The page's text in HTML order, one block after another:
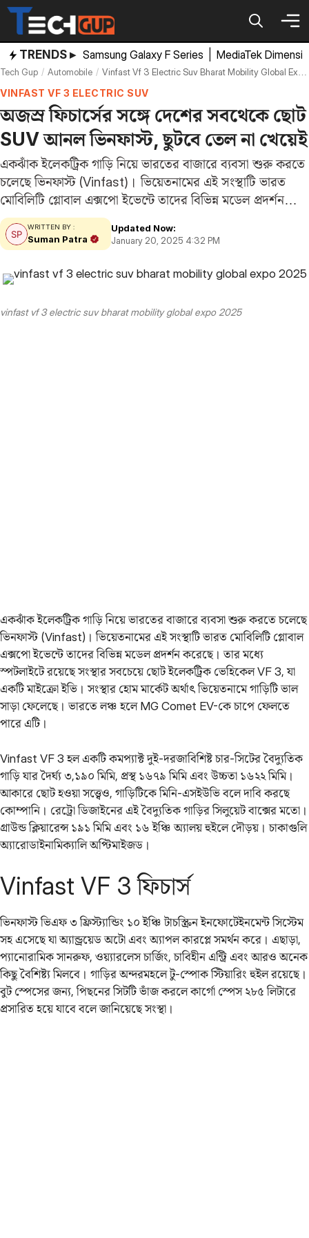
Skip
content
TRENDS ▸ Samsung Galaxy F Series MediaTek
Tech Gup Automobile Vinfast Vf 3 Electric Suv Bharat Mobility Global Expo 2025
VINFAST VF 3 ELECTRIC SUV
অজস্র ফিচার্সের সঙ্গে দেশের সবথেকে ছোট
SUV আনল ভিনফাস্ট, ছুটবে তেল না খেয়েই
একঝাঁক ইলেকট্রিক গাড়ি নিয়ে ভারতের বাজারে ব্যবসা শুরু করতে
চলেছে ভিনফাস্ট (Vinfast)। ভিয়েতনামের এই সংস্থাটি ভারত
মোবিলিটি গ্লোবাল এক্সপো ইভেন্টে তাদের বিভিন্ন মডেল প্রদর্শন
করেছে। তার মধ্যে স্পটলাইটে রয়েছে সংস্থার সবচেয়ে ছোট
ইলেকট্রিক ভেহিকেল VF 3, যা একটি মাইক্রো ইভি।…
WRITTEN BY :
Suman Patra
Updated Now:
January 20, 2025 4:32 PM
vinfast vf 3 electric suv bharat mobility global expo 2025
একঝাঁক ইলেকট্রিক গাড়ি নিয়ে ভারতের বাজারে ব্যবসা শুরু করতে চলেছে
ভিনফাস্ট (Vinfast)। ভিয়েতনামের এই সংস্থাটি ভারত মোবিলিটি গ্লোবাল
এক্সপো ইভেন্টে তাদের বিভিন্ন মডেল প্রদর্শন করেছে। তার মধ্যে
স্পটলাইটে রয়েছে সংস্থার সবচেয়ে ছোট ইলেকট্রিক ভেহিকেল VF 3, যা
একটি মাইক্রো ইভি। সংস্থার হোম মার্কেট অর্থাৎ ভিয়েতনামে গাড়িটি ভাল
সাড়া ফেলেছে। ভারতে লঞ্চ হলে MG Comet EV-কে চাপে ফেলতে
পারে এটি।
Vinfast VF 3 হল একটি কমপ্যাক্ট দুই-দরজাবিশিষ্ট চার-সিটের বৈদ্যুতিক
গাড়ি যার দৈর্ঘ্য ৩,১৯০ মিমি, প্রস্থ ১৬৭৯ মিমি এবং উচ্চতা ১৬২২ মিমি।
আকারে ছোট হওয়া সত্ত্বেও, গাড়িটিকে মিনি-এসইউভি বলে দাবি করছে
কোম্পানি। রেট্রো ডিজাইনের এই বৈদ্যুতিক গাড়ির সিলুয়েট বাক্সের মতো।
গ্রাউন্ড ক্লিয়ারেন্স ১৯১ মিমি এবং ১৬ ইঞ্চি অ্যালয় হুইলে দৌড়য়। চাকাগুলি
অ্যারোডাইনামিক্যালি অপ্টিমাইজড।
Vinfast VF 3 ফিচার্স
ভিনফাস্ট ভিএফ ৩ ফ্রিস্ট্যান্ডিং ১০ ইঞ্চি টাচস্ক্রিন ইনফোটেইনমেন্ট সিস্টেম
সহ এসেছে যা অ্যান্ড্রয়েড অটো এবং অ্যাপল কারপ্লে সমর্থন করে। এছাড়া,
প্যানোরামিক সানরুফ, ওয়্যারলেস চার্জিং, চাবিহীন এন্ট্রি এবং আরও অনেক
কিছু বৈশিষ্ট্য মিলবে। গাড়ির অন্দরমহলে টু-স্পোক স্টিয়ারিং হুইল রয়েছে।
বুট স্পেসের জন্য, পিছনের সিটটি ভাঁজ করলে কার্গো স্পেস ২৮৫ লিটারে
প্রসারিত হয়ে যাবে বলে জানিয়েছে সংস্থা।